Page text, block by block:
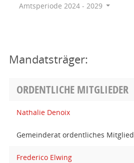
Amtsperiode 2024 - 2029
Mandatsträger:
ORDENTLICHE MITGLIEDER
Nathalie Denoix
Gemeinderat ordentliches Mitglied
Frederico Elwing